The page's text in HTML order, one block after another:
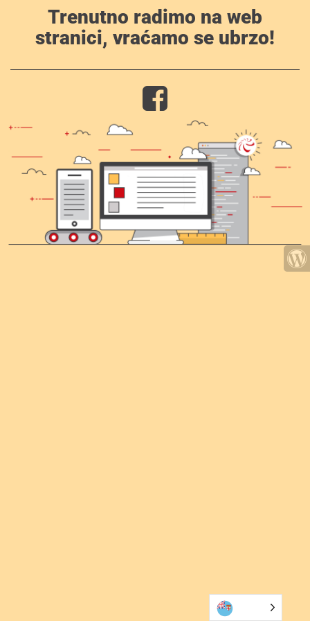
Trenutno radimo na web
stranici, vraćamo se ubrzo!